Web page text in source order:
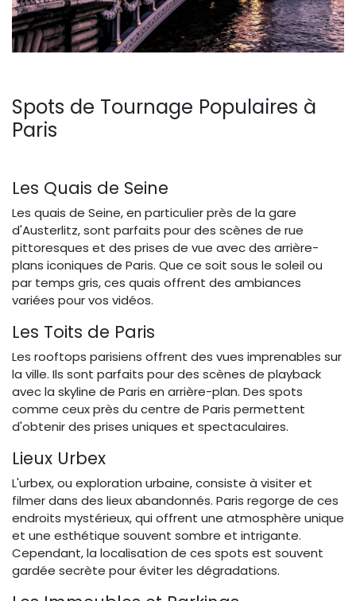
Spots de Tournage Populaires à
Paris
Les Quais de Seine
Les quais de Seine, en particulier près de la gare
d'Austerlitz, sont parfaits pour des scènes de rue
pittoresques et des prises de vue avec des arrière-
plans iconiques de Paris. Que ce soit sous le soleil ou
par temps gris, ces quais offrent des ambiances
variées pour vos vidéos.
Les Toits de Paris
Les rooftops parisiens offrent des vues imprenables sur
la ville. Ils sont parfaits pour des scènes de playback
avec la skyline de Paris en arrière-plan. Des spots
comme ceux près du centre de Paris permettent
d'obtenir des prises uniques et spectaculaires.
Lieux Urbex
L'urbex, ou exploration urbaine, consiste à visiter et
filmer dans des lieux abandonnés. Paris regorge de ces
endroits mystérieux, qui offrent une atmosphère unique
et une esthétique souvent sombre et intrigante.
Cependant, la localisation de ces spots est souvent
gardée secrète pour éviter les dégradations.